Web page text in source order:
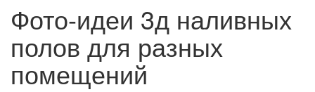
Фото-идеи 3д наливных
полов для разных
помещений